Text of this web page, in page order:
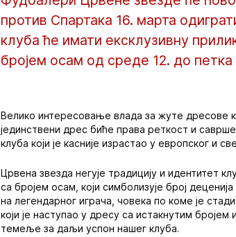
против Спартака 16. марта
клуба ће имати ексклузивну
бројем осам од среде 12. до петка
Велико интересовање влада за жуте дресове
јединствени дрес биће права реткост и
клуба који је касније израстао у европског
Црвена звезда негује традицију и идентитет
са бројем осам, који симболизује број
на легендарног играча, човека по коме је
који је наступао у дресу са истакнутим
темеље за даљи успон нашег клуба.